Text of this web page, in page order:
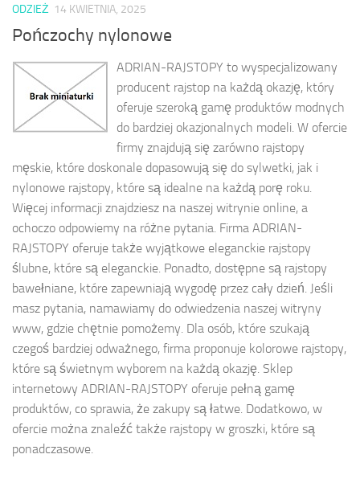
ODZIEŻ 14 KWIETNIA, 2025
Pończochy nylonowe
ADRIAN-RAJSTOPY to wyspecjalizowany
producent rajstop na każdą okazję, który
oferuje szeroką gamę produktów modnych
do bardziej okazjonalnych modeli. W ofercie
firmy znajdują się zarówno rajstopy
męskie, które doskonale dopasowują się do sylwetki, jak i
nylonowe rajstopy, które są idealne na każdą porę roku.
Więcej informacji znajdziesz na naszej witrynie online, a
ochoczo odpowiemy na różne pytania. Firma ADRIAN-
RAJSTOPY oferuje także wyjątkowe eleganckie rajstopy
ślubne, które są eleganckie. Ponadto, dostępne są rajstopy
bawełniane, które zapewniają wygodę przez cały dzień. Jeśli
masz pytania, namawiamy do odwiedzenia naszej witryny
www, gdzie chętnie pomożemy. Dla osób, które szukają
czegoś bardziej odważnego, firma proponuje kolorowe rajstopy,
które są świetnym wyborem na każdą okazję. Sklep
internetowy ADRIAN-RAJSTOPY oferuje pełną gamę
produktów, co sprawia, że zakupy są łatwe. Dodatkowo, w
ofercie można znaleźć także rajstopy w groszki, które są
ponadczasowe.